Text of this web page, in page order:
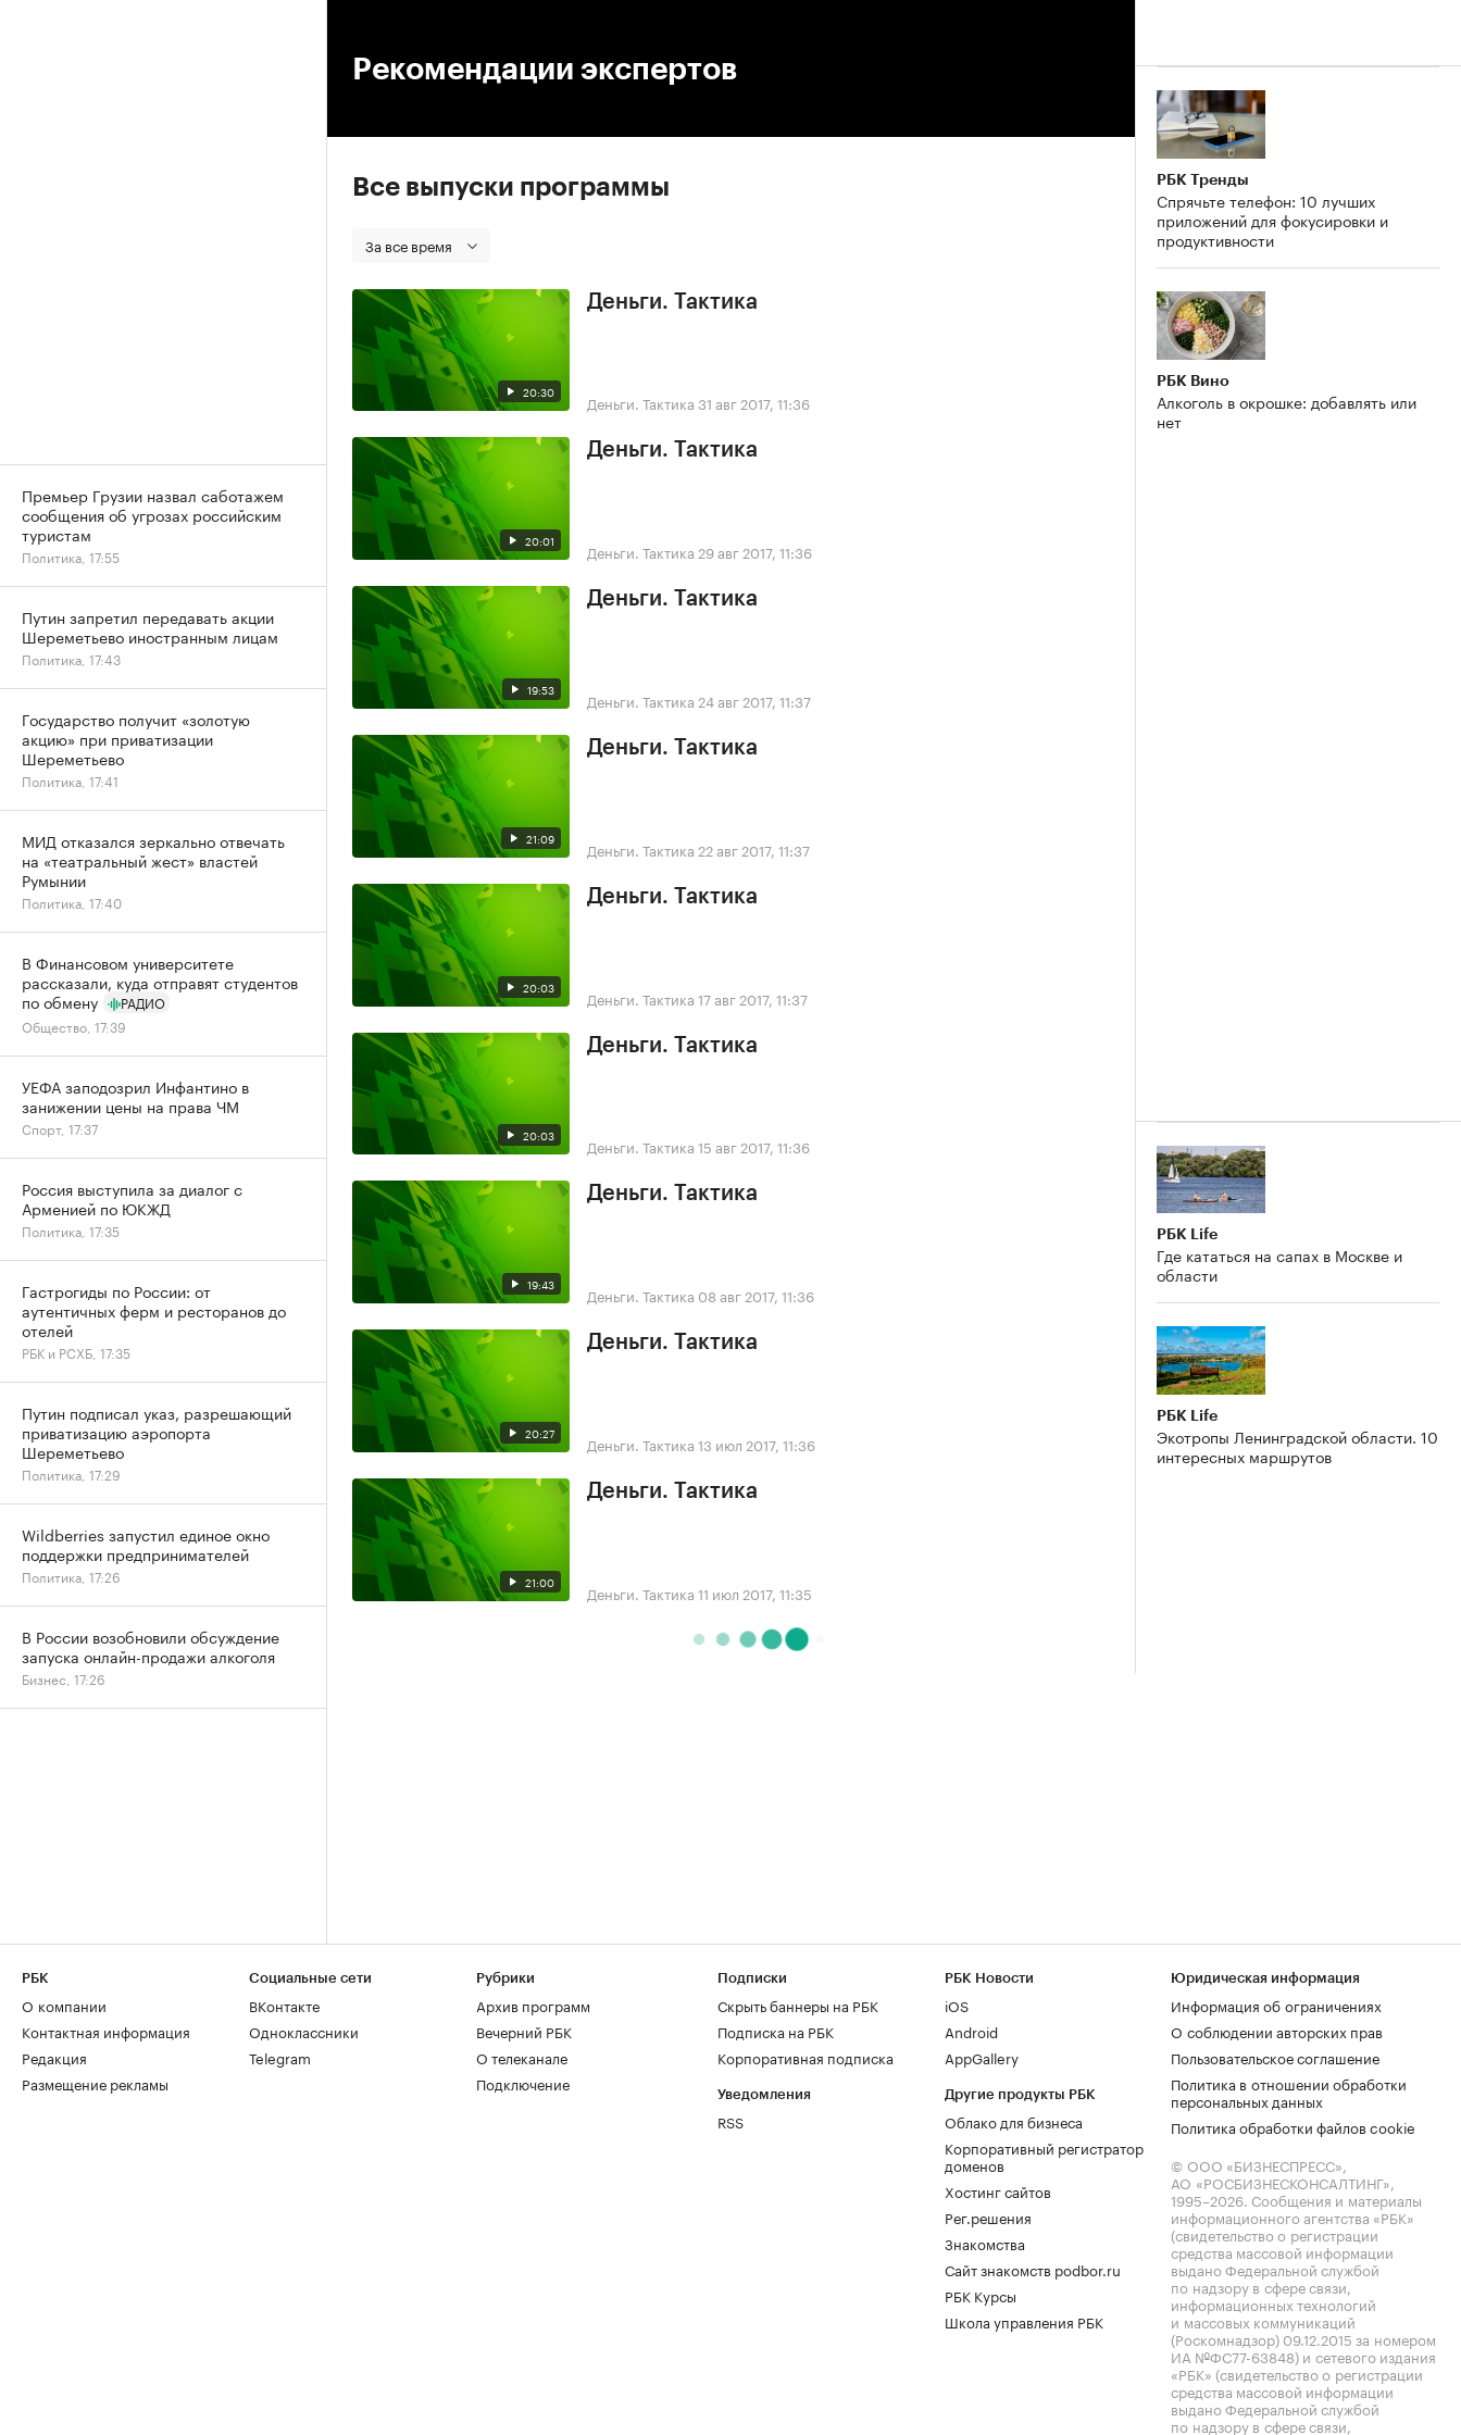
Рекомендации экспертов
Все выпуски программы
За все время
20:30
Деньги. Тактика
Деньги. Тактика 31 авг 2017, 11:36
20:01
Деньги. Тактика
Деньги. Тактика 29 авг 2017, 11:36
19:53
Деньги. Тактика
Деньги. Тактика 24 авг 2017, 11:37
21:09
Деньги. Тактика
Деньги. Тактика 22 авг 2017, 11:37
20:03
Деньги. Тактика
Деньги. Тактика 17 авг 2017, 11:37
20:03
Деньги. Тактика
Деньги. Тактика 15 авг 2017, 11:36
19:43
Деньги. Тактика
Деньги. Тактика 08 авг 2017, 11:36
20:27
Деньги. Тактика
Деньги. Тактика 13 июл 2017, 11:36
21:00
Деньги. Тактика
Деньги. Тактика 11 июл 2017, 11:35
РБК Тренды
Спрячьте телефон: 10 лучших
приложений для фокусировки и
продуктивности
РБК Вино
Алкоголь в окрошке: добавлять или
нет
РБК Life
Где кататься на сапах в Москве и
области
РБК Life
Экотропы Ленинградской области. 10
интересных маршрутов
Премьер Грузии назвал саботажем
сообщения об угрозах российским
туристам
Политика, 17:55
Путин запретил передавать акции
Шереметьево иностранным лицам
Политика, 17:43
Государство получит «золотую
акцию» при приватизации
Шереметьево
Политика, 17:41
МИД отказался зеркально отвечать
на «театральный жест» властей
Румынии
Политика, 17:40
В Финансовом университете
рассказали, куда отправят студентов
по обмену
РАДИО
Общество, 17:39
УЕФА заподозрил Инфантино в
занижении цены на права ЧМ
Спорт, 17:37
Россия выступила за диалог с
Арменией по ЮКЖД
Политика, 17:35
Гастрогиды по России: от
аутентичных ферм и ресторанов до
отелей
РБК и РСХБ, 17:35
Путин подписал указ, разрешающий
приватизацию аэропорта
Шереметьево
Политика, 17:29
Wildberries запустил единое окно
поддержки предпринимателей
Политика, 17:26
В России возобновили обсуждение
запуска онлайн-продажи алкоголя
Бизнес, 17:26
РБК
О компании
Контактная информация
Редакция
Размещение рекламы
Социальные сети
ВКонтакте
Одноклассники
Telegram
Рубрики
Архив программ
Вечерний РБК
О телеканале
Подключение
Подписки
Скрыть баннеры на РБК
Подписка на РБК
Корпоративная подписка
Уведомления
RSS
РБК Новости
iOS
Android
AppGallery
Другие продукты РБК
Облако для бизнеса
Корпоративный регистратор
доменов
Хостинг сайтов
Рег.решения
Знакомства
Сайт знакомств podbor.ru
РБК Курсы
Школа управления РБК
Юридическая информация
Информация об ограничениях
О соблюдении авторских прав
Пользовательское соглашение
Политика в отношении обработки
персональных данных
Политика обработки файлов cookie
© ООО «БИЗНЕСПРЕСС»,
АО «РОСБИЗНЕСКОНСАЛТИНГ»,
1995–2026. Сообщения и материалы
информационного агентства «РБК»
(свидетельство о регистрации
средства массовой информации
выдано Федеральной службой
по надзору в сфере связи,
информационных технологий
и массовых коммуникаций
(Роскомнадзор) 09.12.2015 за номером
ИА №ФС77-63848) и сетевого издания
«РБК» (свидетельство о регистрации
средства массовой информации
выдано Федеральной службой
по надзору в сфере связи,